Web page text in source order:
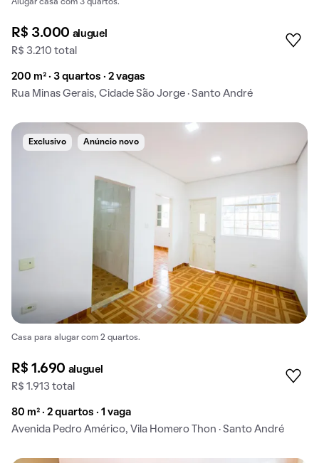
Alugar casa com 3 quartos.
R$ 3.000 aluguel
R$ 3.210 total
200 m² · 3 quartos · 2 vagas
Rua Minas Gerais, Cidade São Jorge · Santo André
Exclusivo Anúncio novo
Casa para alugar com 2 quartos.
R$ 1.690 aluguel
R$ 1.913 total
80 m² · 2 quartos · 1 vaga
Avenida Pedro Américo, Vila Homero Thon · Santo André